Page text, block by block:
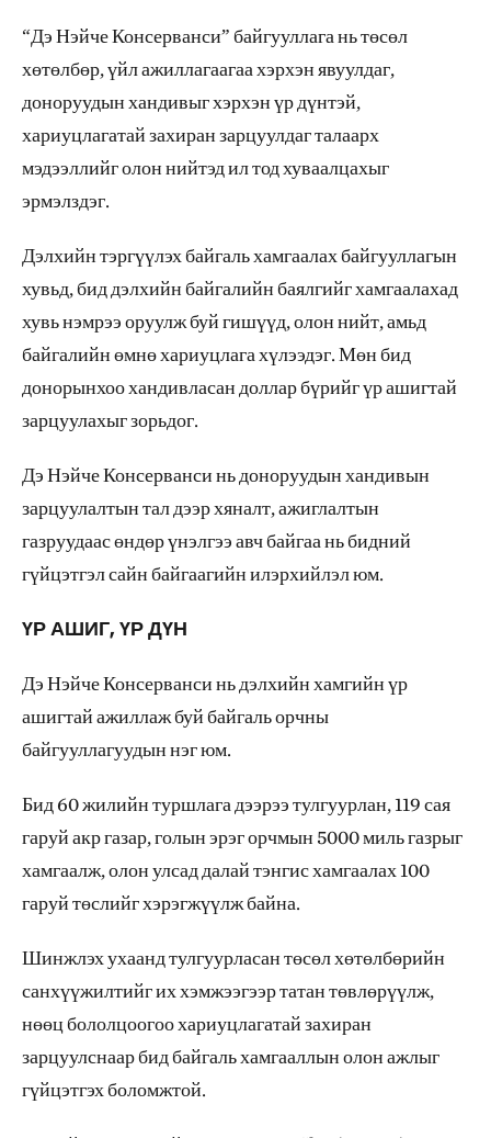
“Дэ Нэйче Консерванси” байгууллага нь төсөл
хөтөлбөр, үйл ажиллагаагаа хэрхэн явуулдаг,
доноруудын хандивыг хэрхэн үр дүнтэй,
хариуцлагатай захиран зарцуулдаг талаарх
мэдээллийг олон нийтэд ил тод хуваалцахыг
эрмэлздэг.
Дэлхийн тэргүүлэх байгаль хамгаалах байгууллагын
хувьд, бид дэлхийн байгалийн баялгийг хамгаалахад
хувь нэмрээ оруулж буй гишүүд, олон нийт, амьд
байгалийн өмнө хариуцлага хүлээдэг. Мөн бид
донорынхоо хандивласан доллар бүрийг үр ашигтай
зарцуулахыг зорьдог.
Дэ Нэйче Консерванси нь доноруудын хандивын
зарцуулалтын тал дээр хяналт, ажиглалтын
газруудаас өндөр үнэлгээ авч байгаа нь бидний
гүйцэтгэл сайн байгаагийн илэрхийлэл юм.
ҮР АШИГ, ҮР ДҮН
Дэ Нэйче Консерванси нь дэлхийн хамгийн үр
ашигтай ажиллаж буй байгаль орчны
байгууллагуудын нэг юм.
Бид 60 жилийн туршлага дээрээ тулгуурлан, 119 сая
гаруй акр газар, голын эрэг орчмын 5000 миль газрыг
хамгаалж, олон улсад далай тэнгис хамгаалах 100
гаруй төслийг хэрэгжүүлж байна.
Шинжлэх ухаанд тулгуурласан төсөл хөтөлбөрийн
санхүүжилтийг их хэмжээгээр татан төвлөрүүлж,
нөөц бололцоогоо хариуцлагатай захиран
зарцуулснаар бид байгаль хамгааллын олон ажлыг
гүйцэтгэх боломжтой.